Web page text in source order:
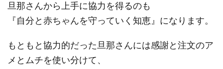
旦那さんから上手に協力を得るのも
『自分と赤ちゃんを守っていく知恵』になります。
もともと協力的だった旦那さんには感謝と注文のア
メとムチを使い分けて、